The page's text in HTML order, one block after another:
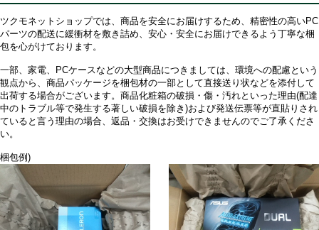
ツクモネットショップでは、商品を安全にお届けするため、精密性の高いPC
パーツの配送に緩衝材を敷き詰め、安心・安全にお届けできるよう丁寧な梱
包を心がけております。
一部、家電、PCケースなどの大型商品につきましては、環境への配慮という
観点から、商品パッケージを梱包材の一部として直接送り状などを添付して
出荷する場合がございます。商品化粧箱の破損・傷・汚れといった理由(配達
中のトラブル等で発生する著しい破損を除き)および発送伝票等が直貼りされ
ていると言う理由の場合、返品・交換はお受けできませんのでご了承くださ
い。
梱包例)